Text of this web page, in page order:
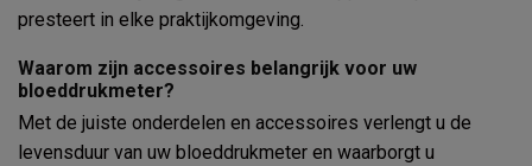
presteert in elke praktijkomgeving.
Waarom zijn accessoires belangrijk voor uw
bloeddrukmeter?
Met de juiste onderdelen en accessoires verlengt u de
levensduur van uw bloeddrukmeter en waarborgt u